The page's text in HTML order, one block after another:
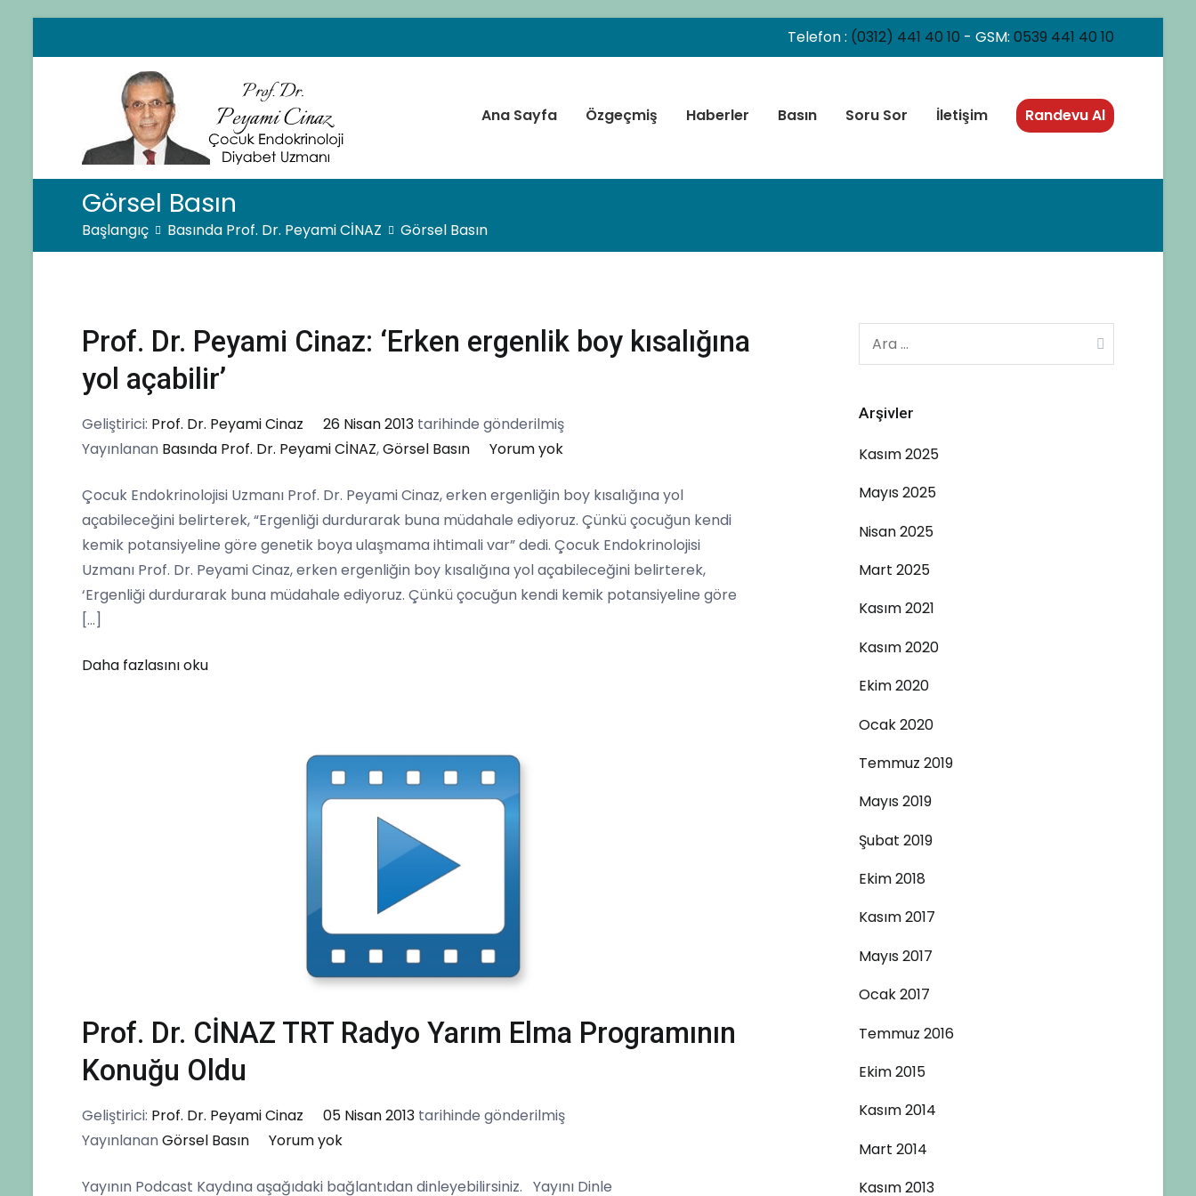
geç
Telefon : (0312) 441 40 10 - GSM: 0539 441 40 10
Prof. Dr. Peyami CİNAZ
Çocuk Endokrinolojisi ve Diyabet Uzmanı – Ankara
Ana Sayfa Özgeçmiş Haberler Basın Soru Sor İletişim Randevu Al
Görsel Basın
Başlangıç Basında Prof. Dr. Peyami CİNAZ Görsel Basın
Prof. Dr. Peyami Cinaz: ‘Erken ergenlik boy kısalığına
yol açabilir’
Geliştirici: Prof. Dr. Peyami Cinaz 26 Nisan 2013tarihinde gönderilmiş
Yayınlanan Basında Prof. Dr. Peyami CİNAZ,Görsel Basın Yorum yokProf.
Peyami
Cinaz:
‘Erken
ergenlik
boy
Çocuk Endokrinolojisi Uzmanı Prof. Dr. Peyami Cinaz, erken ergenliğin boy kısalığına yol
açabileceğini belirterek, “Ergenliği durdurarak buna müdahale ediyoruz. Çünkü çocuğun kendi
kemik potansiyeline göre genetik boya ulaşmama ihtimali var” dedi. Çocuk Endokrinolojisi
Uzmanı Prof. Dr. Peyami Cinaz, erken ergenliğin boy kısalığına yol açabileceğini belirterek,
‘Ergenliği durdurarak buna müdahale ediyoruz. Çünkü çocuğun kendi kemik potansiyeline göre
[…]
Daha fazlasını oku
Prof. Dr. CİNAZ TRT Radyo Yarım Elma Programının
Konuğu Oldu
Geliştirici: Prof. Dr. Peyami Cinaz 05 Nisan 2013tarihinde gönderilmiş
YayınlananGörsel Basın Yorum yokProf.
CİNAZ
Yayının Podcast Kaydına aşağıdaki bağlantıdan dinleyebilirsiniz. Yayını Dinle
Arama:
Arşivler
Kasım 2025
Mayıs 2025
Nisan 2025
Mart 2025
Kasım 2021
Kasım 2020
Ekim 2020
Ocak 2020
Temmuz 2019
Mayıs 2019
Şubat 2019
Ekim 2018
Kasım 2017
Mayıs 2017
Ocak 2017
Temmuz 2016
Ekim 2015
Kasım 2014
Mart 2014
Kasım 2013